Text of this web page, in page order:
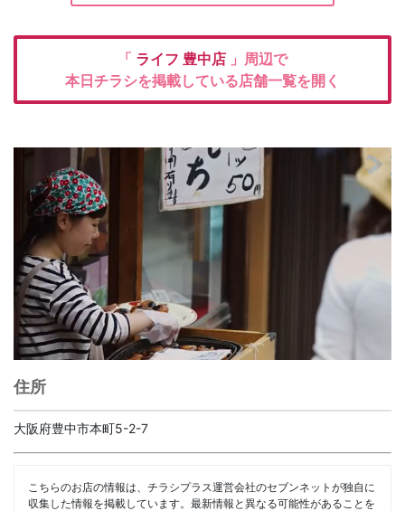
「 ライフ 豊中店 」周辺で
本日チラシを掲載している店舗一覧を開く
住所
大阪府豊中市本町5-2-7
こちらのお店の情報は、チラシプラス運営会社のセブンネットが独自に
収集した情報を掲載しています。最新情報と異なる可能性があることを